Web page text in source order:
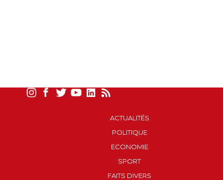
ACTUALITÉS
POLITIQUE
ECONOMIE
SPORT
FAITS DIVERS